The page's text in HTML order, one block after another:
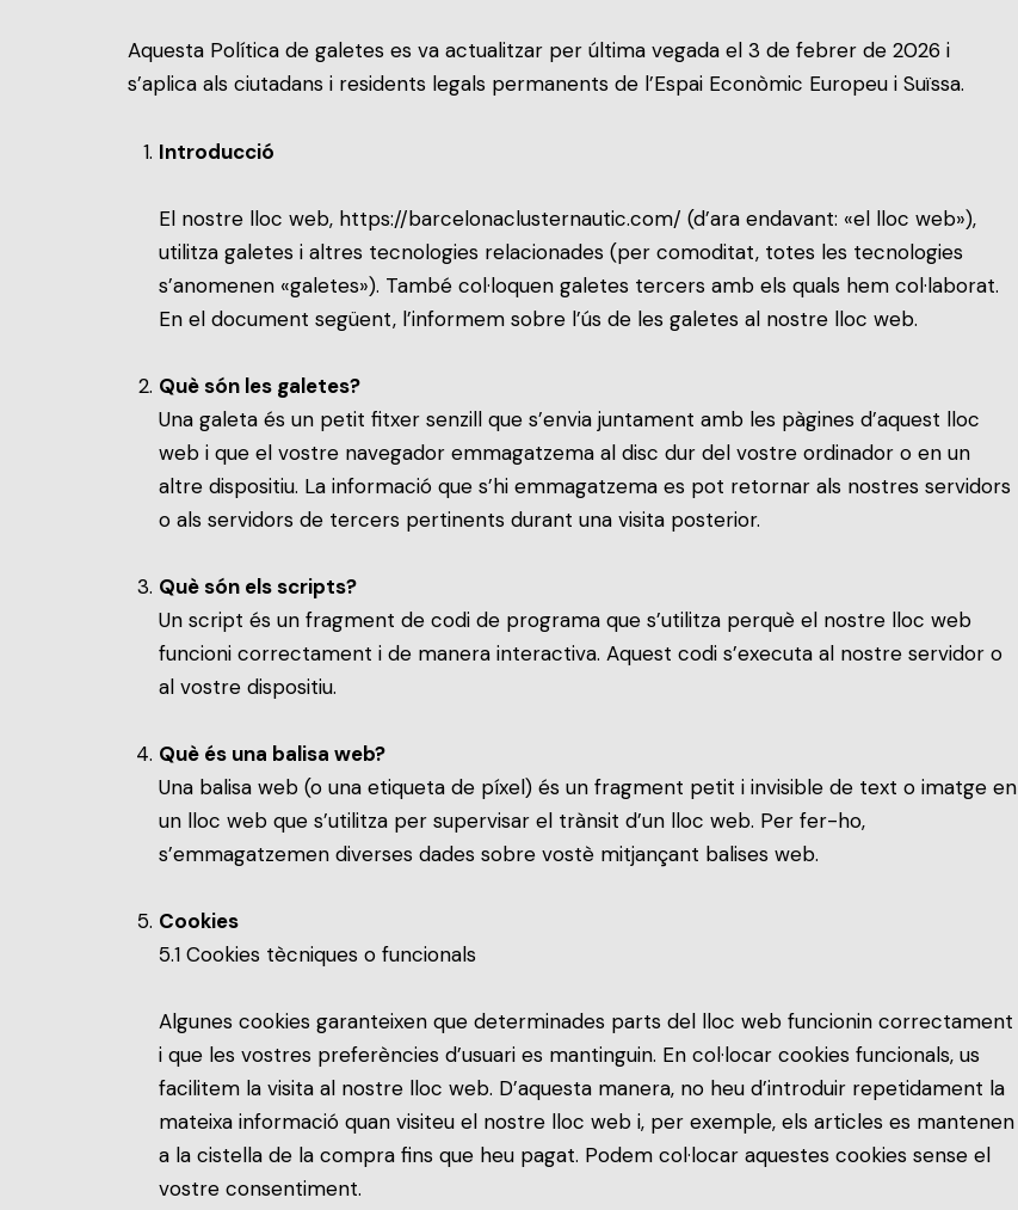
Aquesta Política de galetes es va actualitzar per última vegada el 3 de febrer de 2026 i
s’aplica als ciutadans i residents legals permanents de l’Espai Econòmic Europeu i Suïssa.
Introducció
El nostre lloc web, https://barcelonaclusternautic.com/ (d’ara endavant: «el lloc web»),
utilitza galetes i altres tecnologies relacionades (per comoditat, totes les tecnologies
s’anomenen «galetes»). També col·loquen galetes tercers amb els quals hem col·laborat.
En el document següent, l’informem sobre l’ús de les galetes al nostre lloc web.
Què són les galetes?
Una galeta és un petit fitxer senzill que s’envia juntament amb les pàgines d’aquest lloc
web i que el vostre navegador emmagatzema al disc dur del vostre ordinador o en un
altre dispositiu. La informació que s’hi emmagatzema es pot retornar als nostres servidors
o als servidors de tercers pertinents durant una visita posterior.
Què són els scripts?
Un script és un fragment de codi de programa que s’utilitza perquè el nostre lloc web
funcioni correctament i de manera interactiva. Aquest codi s’executa al nostre servidor o
al vostre dispositiu.
Què és una balisa web?
Una balisa web (o una etiqueta de píxel) és un fragment petit i invisible de text o imatge en
un lloc web que s’utilitza per supervisar el trànsit d’un lloc web. Per fer-ho,
s’emmagatzemen diverses dades sobre vostè mitjançant balises web.
Cookies
5.1 Cookies tècniques o funcionals
Algunes cookies garanteixen que determinades parts del lloc web funcionin correctament
i que les vostres preferències d’usuari es mantinguin. En col·locar cookies funcionals, us
facilitem la visita al nostre lloc web. D’aquesta manera, no heu d’introduir repetidament la
mateixa informació quan visiteu el nostre lloc web i, per exemple, els articles es mantenen
a la cistella de la compra fins que heu pagat. Podem col·locar aquestes cookies sense el
vostre consentiment.